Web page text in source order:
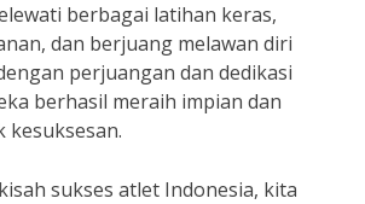
berbagai latihan keras,
dan berjuang melawan diri
perjuangan dan dedikasi
berhasil meraih impian dan
kesuksesan.
sukses atlet Indonesia, kita